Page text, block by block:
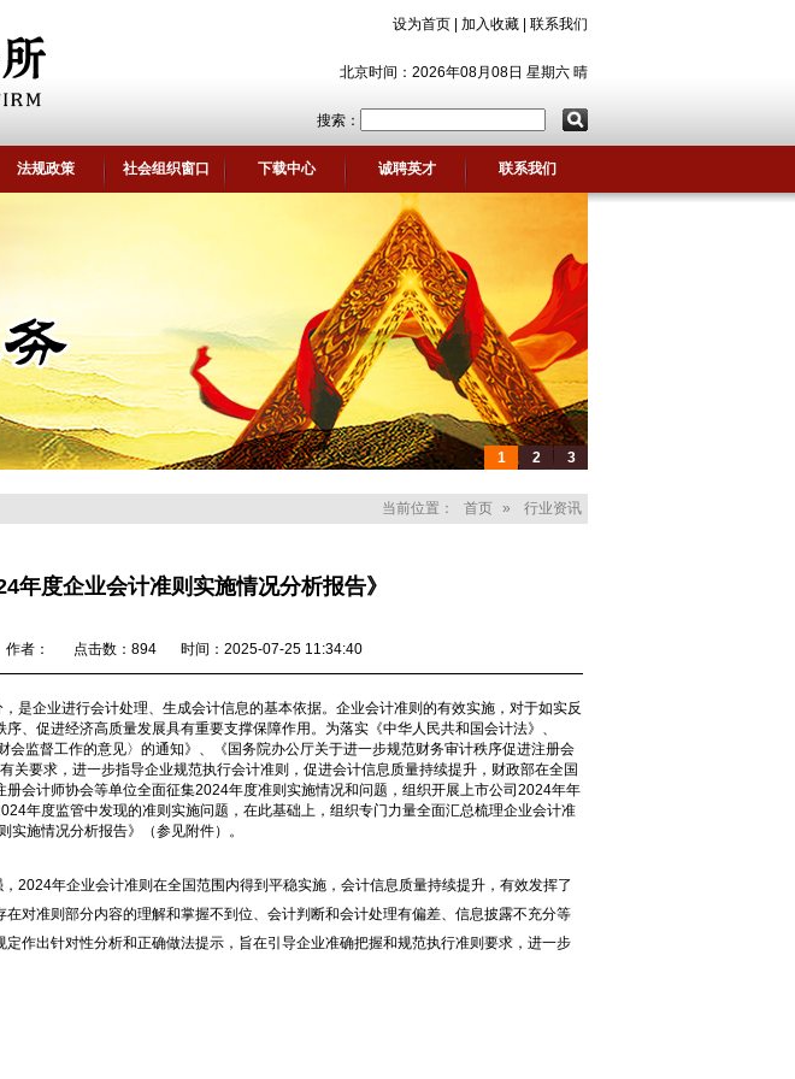
设为首页 加入收藏 联系我们
北京时间：2026年08月08日 星期六 晴
搜索：
法规政策 社会组织窗口 下载中心 诚聘英才 联系我们
1 2 3
当前位置： 首页 » 行业资讯
年度企业会计准则实施情况分析报告》
作者： 点击数：894 时间：2025-07-25 11:34:40
企业进行会计处理、生成会计信息的基本依据。企业会计准则的有效实施，对于如实反
、促进经济高质量发展具有重要支撑保障作用。为落实《中华人民共和国会计法》、
会监督工作的意见〉的通知》、《国务院办公厅关于进一步规范财务审计秩序促进注册会
关要求，进一步指导企业规范执行会计准则，促进会计信息质量持续提升，财政部在全国
会计师协会等单位全面征集2024年度准则实施情况和问题，组织开展上市公司2024年年
年度监管中发现的准则实施问题，在此基础上，组织专门力量全面汇总梳理企业会计准
施情况分析报告》（参见附件）。
年企业会计准则在全国范围内得到平稳实施，会计信息质量持续提升，有效发挥了
对准则部分内容的理解和掌握不到位、会计判断和会计处理有偏差、信息披露不充分等
作出针对性分析和正确做法提示，旨在引导企业准确把握和规范执行准则要求，进一步